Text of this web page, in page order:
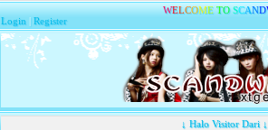
WELCOME TO SCAND
Login |Register
↓ Halo Visitor Dari ↓